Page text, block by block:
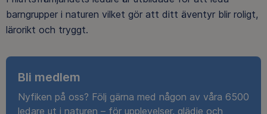
barngrupper i naturen vilket gör att ditt äventyr blir roligt,
lärorikt och tryggt.
Bli medlem
Nyfiken på oss? Följ gärna med någon av våra 6500
ledare ut i naturen – för upplevelser, glädje och